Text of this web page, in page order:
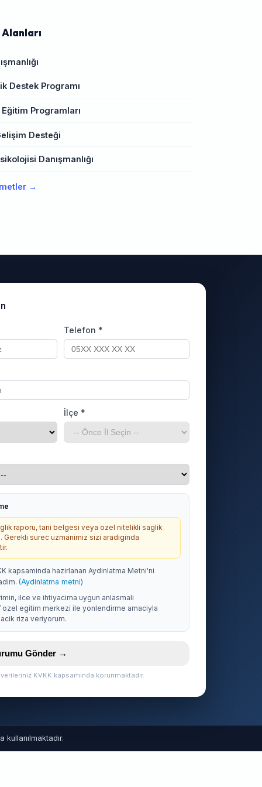
Destek Programı
Programları
Desteği
Danışmanlığı
→
Telefon *
İlçe *
raporu, tani belgesi veya ozel nitelikli saglik
Gerekli surec uzmanimiz sizi aradiginda
kapsaminda hazirlanan Aydinlatma Metni'ni
(Aydinlatma metni)
ilce ve ihtiyacima uygun anlasmali
ozel egitim merkezi ile yonlendirme amaciyla
riza veriyorum.
Gönder →
KVKK kapsamında korunmaktadır.